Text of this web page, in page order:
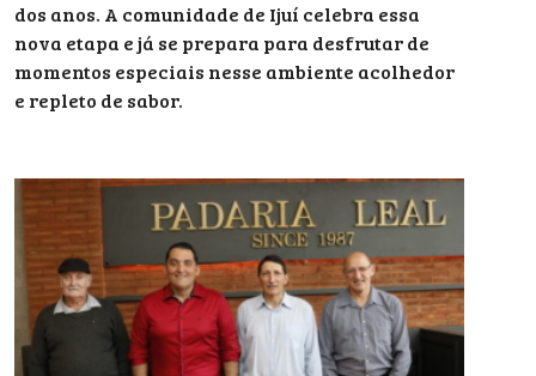
dos anos. A comunidade de Ijuí celebra essa
nova etapa e já se prepara para desfrutar de
momentos especiais nesse ambiente acolhedor
e repleto de sabor.